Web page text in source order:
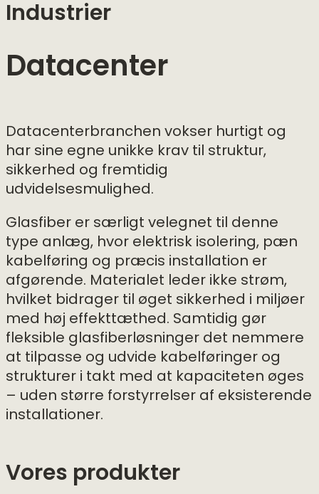
Industrier
Datacenter
Datacenterbranchen vokser hurtigt og
har sine egne unikke krav til struktur,
sikkerhed og fremtidig
udvidelsesmulighed.
Glasfiber er særligt velegnet til denne
type anlæg, hvor elektrisk isolering, pæn
kabelføring og præcis installation er
afgørende. Materialet leder ikke strøm,
hvilket bidrager til øget sikkerhed i miljøer
med høj effekttæthed. Samtidig gør
fleksible glasfiberløsninger det nemmere
at tilpasse og udvide kabelføringer og
strukturer i takt med at kapaciteten øges
– uden større forstyrrelser af eksisterende
installationer.
Vores produkter